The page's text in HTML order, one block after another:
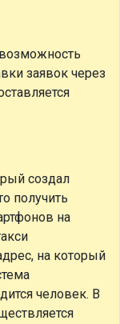
заявок через
создал
получить
на
на который
человек. В